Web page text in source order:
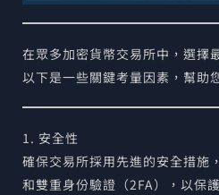
在眾多加密貨幣交易所中，選擇
以下是一些關鍵考量因素，幫助
1. 安全性
確保交易所採用先進的安全措施
和雙重身份驗證（2FA），以保